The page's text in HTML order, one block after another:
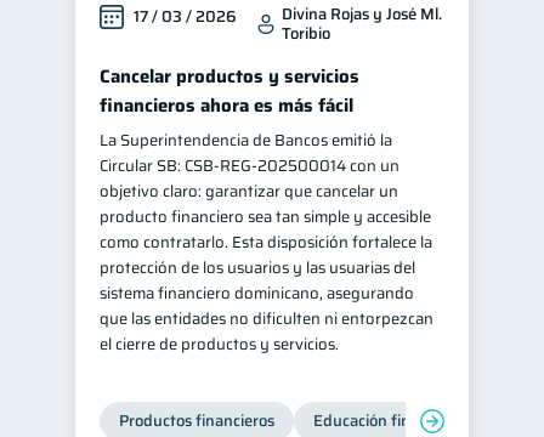
17 / 03 / 2026 Divina Rojas y José Ml.
Toribio
Cancelar productos y servicios
financieros ahora es más fácil
La Superintendencia de Bancos emitió la
Circular SB: CSB‑REG‑202500014 con un
objetivo claro: garantizar que cancelar un
producto financiero sea tan simple y accesible
como contratarlo. Esta disposición fortalece la
protección de los usuarios y las usuarias del
sistema financiero dominicano, asegurando
que las entidades no dificulten ni entorpezcan
el cierre de productos y servicios.
Productos financieros Educación financiera